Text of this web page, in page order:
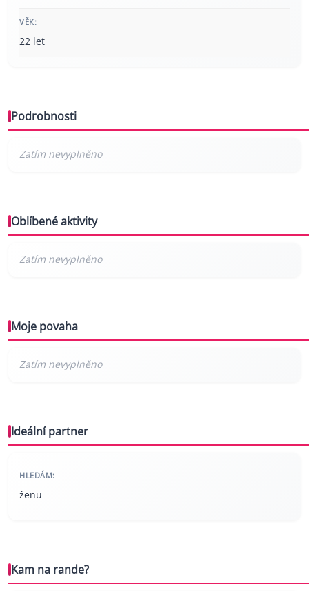
VĚK:
22 let
Podrobnosti
Oblíbené aktivity
Moje povaha
Ideální partner
HLEDÁM:
ženu
Kam na rande?